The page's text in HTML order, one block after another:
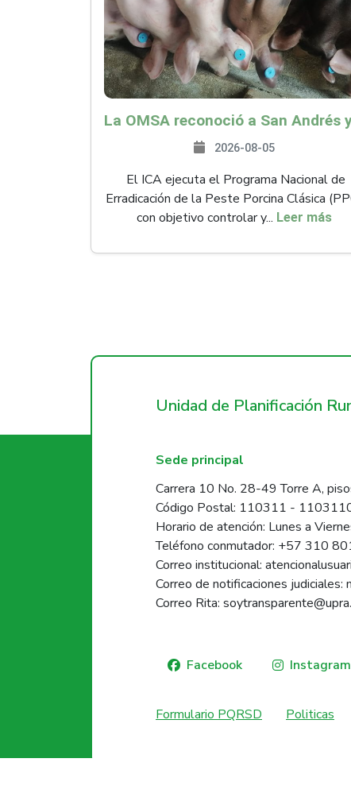
2026-08-05
El ICA ejecuta el Programa Nacional de
Erradicación de la Peste Porcina Clásica
con objetivo controlar y... Leer más
Unidad de Planificación
Sede principal
Carrera 10 No. 28-49 Torre A,
Código Postal: 110311 -
Horario de atención: Lunes a
Teléfono conmutador: +57 310
Correo institucional:
Correo de notificaciones judiciales:
Correo Rita:
Facebook Instagram
Formulario PQRSD Politicas